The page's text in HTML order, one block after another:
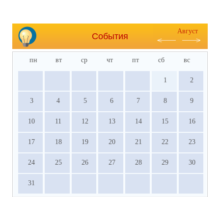
События
Август
пн вт ср чт пт сб вс
1 2
3 4 5 6 7 8 9
10 11 12 13 14 15 16
17 18 19 20 21 22 23
24 25 26 27 28 29 30
31